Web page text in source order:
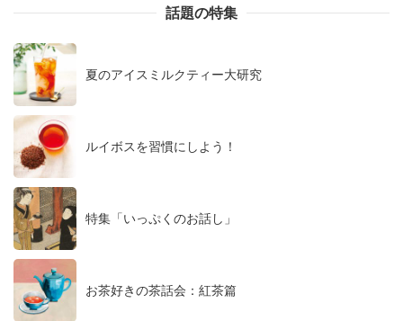
話題の特集
夏のアイスミルクティー大研究
ルイボスを習慣にしよう！
特集「いっぷくのお話し」
お茶好きの茶話会：紅茶篇